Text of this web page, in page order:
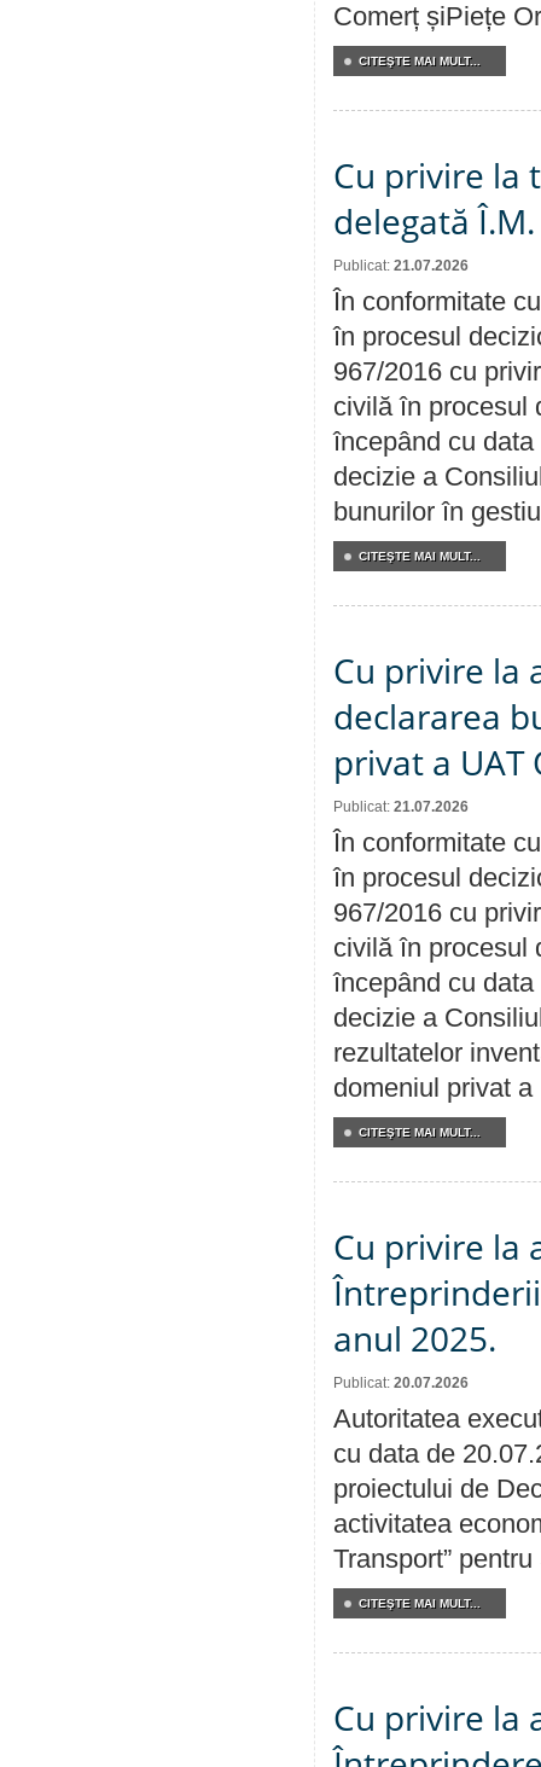
Comerț șiPiețe
CITEŞTE MAI MULT...
Cu privire la
delegată
Publicat: 21.07.2026
În conformitate
în procesul
967/2016 cu
civilă în procesul
începând cu
decizie a
bunurilor în
CITEŞTE MAI MULT...
Cu privire la
declararea
privat a UAT
Publicat: 21.07.2026
În conformitate
în procesul
967/2016 cu
civilă în procesul
începând cu
decizie a
rezultatelor
domeniul privat a
CITEŞTE MAI MULT...
Cu privire la
anul 2025.
Publicat: 20.07.2026
Autoritatea
cu data de
proiectului de
activitatea
Transport” pentru
CITEŞTE MAI MULT...
Cu privire la